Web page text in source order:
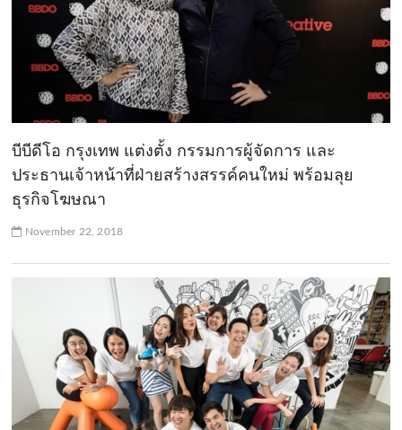
บีบีดีโอ กรุงเทพ แต่งตั้ง กรรมการผู้จัดการ และ
ประธานเจ้าหน้าที่ฝ่ายสร้างสรรค์คนใหม่ พร้อมลุย
ธุรกิจโฆษณา
November 22, 2018